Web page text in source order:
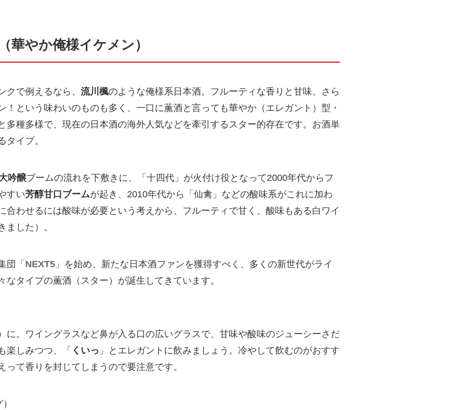
やか俺様イケメン）
クで例えるなら、 流川楓のような俺様系日本酒。フルーティな香りと甘味、さら
！という味わいのものも多く、一口に薫酒と言っても華やか（エレガント）型・
多種多様で、現在の日本酒の海外人気などを牽引するスター的存在です。お酒単
タイプ。
吟醸ブームの流れを下敷きに、「十四代」が火付け役となって2000年代からフ
すい芳醇甘口ブームが起き、2010年代から「仙禽」などの酸味系がこれに加わ
合わせるには酸味が必要という考えから、フルーティで甘く、酸味もある白ワイ
ました）。
団「 NEXT5 」を始め、新たな日本酒ファンを獲得すべく、多くの新世代がライ
なタイプの薫酒（スター）が誕生してきています。
に。ワイングラスなど鼻が入る口の広いグラスで、甘味や酸味のジューシーさだ
楽しみつつ、「 くいっ 」とエレガントに飲みましょう。冷やして飲むのがおすす
て香りを封じてしまうので要注意です。